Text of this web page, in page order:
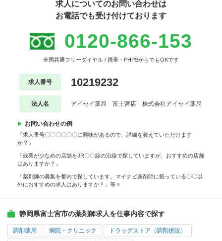
求人についてのお問い合わせは
お電話でも受け付けております
0120-866-153
全国共通フリーダイヤル / 携帯・PHPSからでもOKです
求人番号 10219232
法人名 アイセイ薬局 富士宮店 株式会社アイセイ薬局
お問い合わせの例
「求人番号〇〇〇〇〇〇に興味があるので、詳細を教えていただけます
か？」
「残業が少なめの店舗をJR〇〇線の沿線で探していますが、おすすめの店舗
はありますか？」
「薬剤師の募集を都内で探しています。マイナビ薬剤師に載っている〇〇以
外におすすめの求人はありますか？」等々
静岡県富士宮市の薬剤師求人を仕事内容で探す
調剤薬局 病院・クリニック ドラッグストア（調剤併設）